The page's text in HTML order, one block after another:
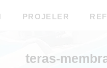
PROJELER
teras-